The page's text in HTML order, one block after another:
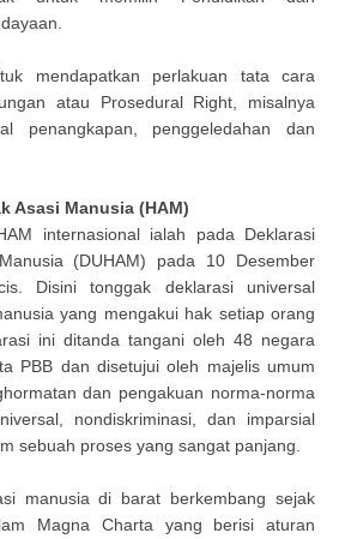
mendapatkan perlakuan tata cara
atau Prosedural Right, misalnya
penangkapan, penggeledahan dan
Asasi Manusia (HAM)
internasional ialah pada Deklarasi
(DUHAM) pada 10 Desember
Disini tonggak deklarasi universal
yang mengakui hak setiap orang
ini ditanda tangani oleh 48 negara
PBB dan disetujui oleh majelis umum
dan pengakuan norma-norma
nondiskriminasi, dan imparsial
sebuah proses yang sangat panjang.
manusia di barat berkembang sejak
Magna Charta yang berisi aturan